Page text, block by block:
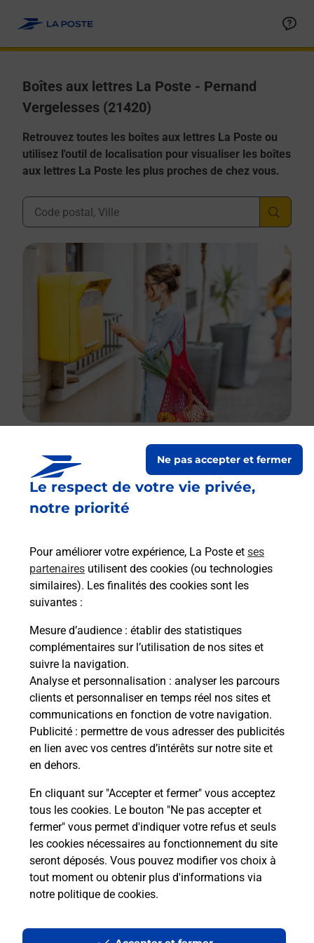
Le respect de votre vie privée,
notre priorité
Pour améliorer votre expérience, La Poste et ses
partenaires utilisent des cookies (ou technologies
similaires). Les finalités des cookies sont les
suivantes :
Mesure d’audience : établir des statistiques
complémentaires sur l’utilisation de nos sites et
suivre la navigation.
Analyse et personnalisation : analyser les parcours
clients et personnaliser en temps réel nos sites et
communications en fonction de votre navigation.
Publicité : permettre de vous adresser des publicités
en lien avec vos centres d’intérêts sur notre site et
en dehors.
En cliquant sur "Accepter et fermer" vous acceptez
tous les cookies. Le bouton "Ne pas accepter et
fermer" vous permet d'indiquer votre refus et seuls
les cookies nécessaires au fonctionnement du site
seront déposés. Vous pouvez modifier vos choix à
tout moment ou obtenir plus d'informations via
notre politique de cookies.
Ne pas accepter et fermer
Boîtes aux lettres La Poste - Pernand
Vergelesses (21420)
Retrouvez toutes les boîtes aux lettres La Poste ou
utilisez l'outil de localisation pour visualiser les boîtes
aux lettres La Poste les plus proches de chez vous.
Ville, Département, Code Postal
Boîte aux lettres La Poste
Collecte du courrier aujourd'hui à
2 Place De La Gare
Pernand Vergelesses
Itinéraire
Le lien s'ouvre dans un nouvel onglet
Boîte aux lettres La Poste
Collecte du courrier aujourd'hui à 09h00
1 Place De La Mairie
21420
Pernand Vergelesses
Itinéraire
Le lien s'ouvre dans un nouvel onglet
Localiser Liste Boîtes aux lettres
Côte-d'Or
Pernand Vergelesses